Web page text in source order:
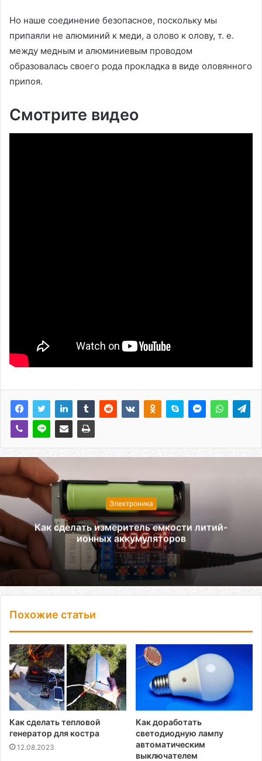
Но наше соединение безопасное, поскольку мы
припаяли не алюминий к меди, а олово к олову, т. е.
между медным и алюминиевым проводом
образовалась своего рода прокладка в виде оловянного
припоя.
Смотрите видео
Электроника
Как сделать измеритель емкости литий-
ионных аккумуляторов
Похожие статьи
Как сделать тепловой
генератор для костра
12.08.2023
Как доработать
светодиодную лампу
автоматическим
выключателем